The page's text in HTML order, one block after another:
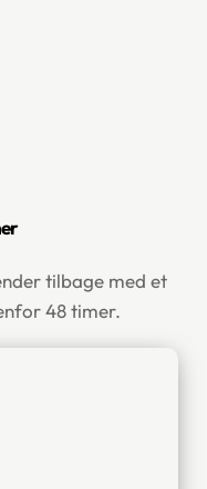
tilbage med et
​48 timer.